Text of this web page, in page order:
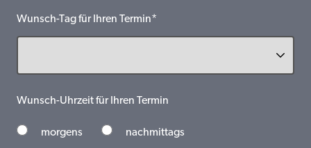
Wunsch-Tag für Ihren Termin*
Wunsch-Uhrzeit für Ihren Termin
morgens nachmittags